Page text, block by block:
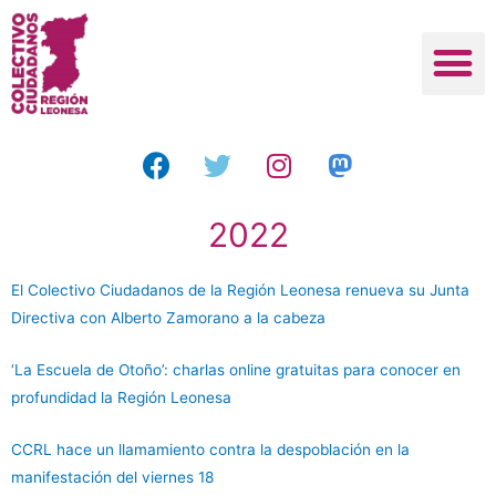
2022
El Colectivo Ciudadanos de la Región Leonesa renueva su Junta
Directiva con Alberto Zamorano a la cabeza
‘La Escuela de Otoño’: charlas online gratuitas para conocer en
profundidad la Región Leonesa
CCRL hace un llamamiento contra la despoblación en la
manifestación del viernes 18